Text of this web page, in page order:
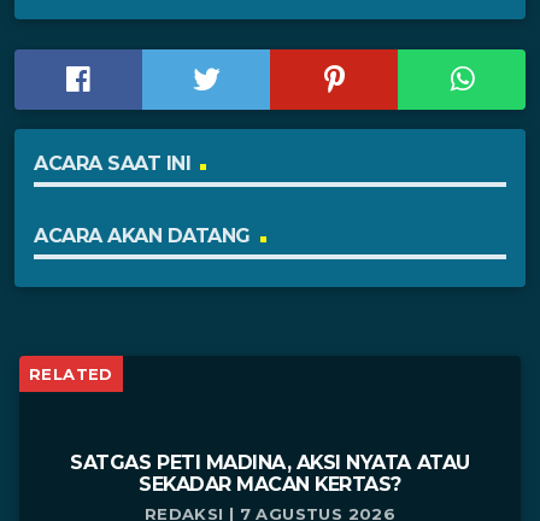
ACARA SAAT INI
ACARA AKAN DATANG
RELATED
SATGAS PETI MADINA, AKSI NYATA ATAU
SEKADAR MACAN KERTAS?
REDAKSI | 7 AGUSTUS 2026